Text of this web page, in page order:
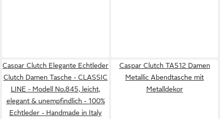
Caspar Clutch Elegante Echtleder
Clutch Damen Tasche - CLASSIC
LINE - Modell No.845, leicht,
elegant & unempfindlich - 100%
Echtleder - Handmade in Italy
Caspar Clutch TA512 Damen
Metallic Abendtasche mit
Metalldekor